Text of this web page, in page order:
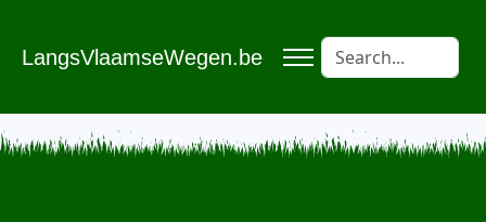
LangsVlaamseWegen.be